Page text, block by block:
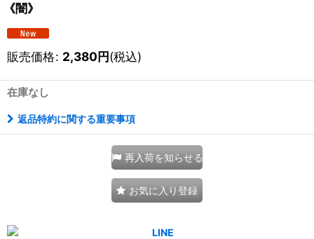
《闇》
販売価格: 2,380円(税込)
在庫なし
返品特約に関する重要事項
再入荷を知らせる
お気に入り登録